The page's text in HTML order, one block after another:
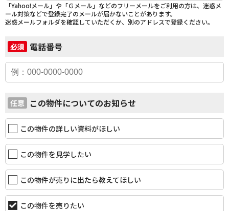
「Yahoo!メール」や「Ｇメール」などのフリーメールをご利用の方は、迷惑メ
ール対策などで登録完了のメールが届かないことがあります。
迷惑メールフォルダを確認していただくか、別のアドレスで登録ください。
必須 電話番号
任意 この物件についてのお知らせ
この物件の詳しい資料がほしい
この物件を見学したい
この物件が売りに出たら教えてほしい
この物件を売りたい